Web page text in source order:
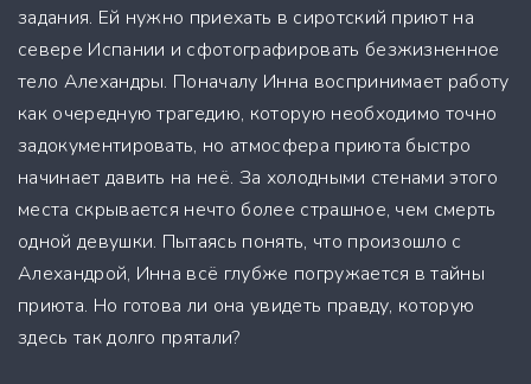
задания. Ей нужно приехать в сиротский приют на
севере Испании и сфотографировать безжизненное
тело Алехандры. Поначалу Инна воспринимает работу
как очередную трагедию, которую необходимо точно
задокументировать, но атмосфера приюта быстро
начинает давить на неё. За холодными стенами этого
места скрывается нечто более страшное, чем смерть
одной девушки. Пытаясь понять, что произошло с
Алехандрой, Инна всё глубже погружается в тайны
приюта. Но готова ли она увидеть правду, которую
здесь так долго прятали?